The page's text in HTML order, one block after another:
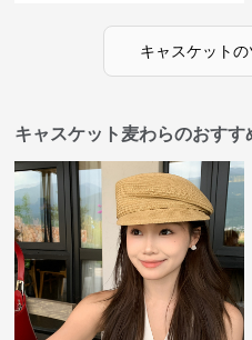
キャスケットの
キャスケット麦わらのおすす